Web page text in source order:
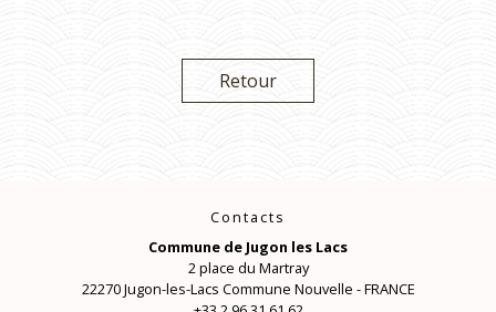
Retour
Contacts
Commune de Jugon les Lacs
2 place du Martray
22270 Jugon-les-Lacs Commune Nouvelle - FRANCE